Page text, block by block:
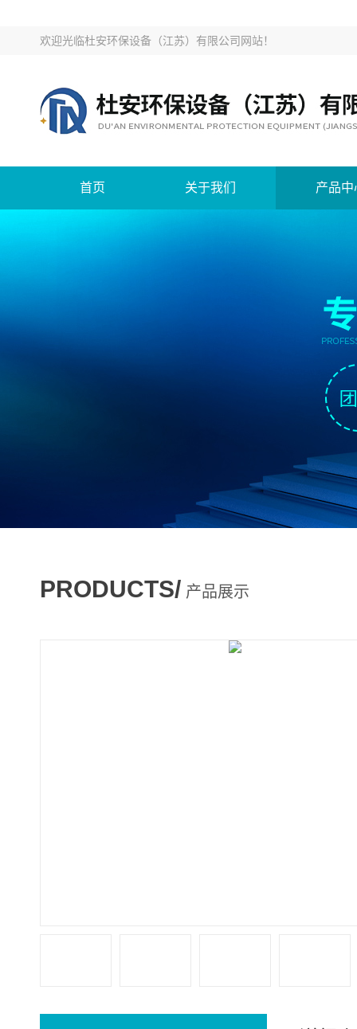
欢迎光临杜安环保设备（江苏）有限公司网站！
首页 关于我们 产品中
PRODUCTS/ 产品展示